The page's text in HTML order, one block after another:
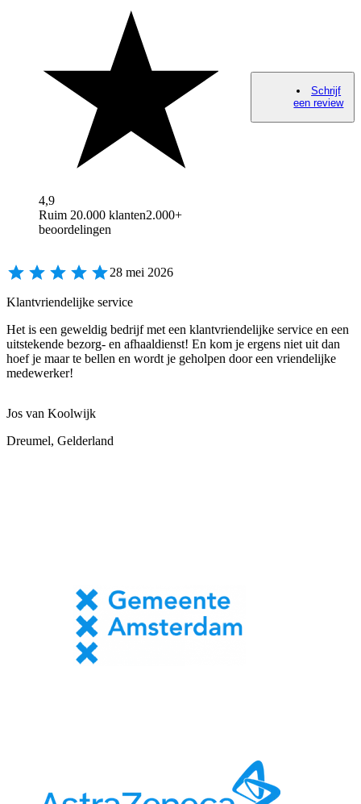
4,9
Ruim 20.000 klanten2.000+
beoordelingen
Schrijf
een review
28 mei 2026
Klantvriendelijke service
Het is een geweldig bedrijf met een klantvriendelijke service en een
uitstekende bezorg- en afhaaldienst! En kom je ergens niet uit dan
hoef je maar te bellen en wordt je geholpen door een vriendelijke
medewerker!
Jos van Koolwijk
Dreumel, Gelderland